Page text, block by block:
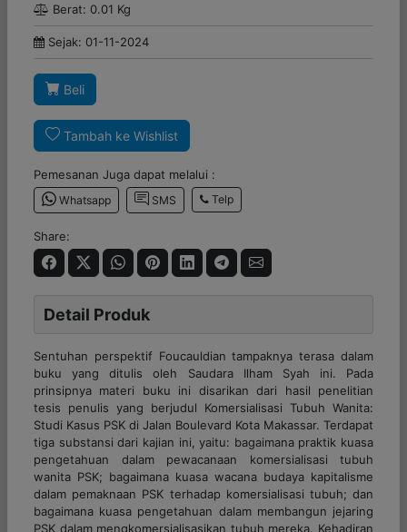
Berat: 0.01 Kg
Sejak: 01-11-2024
Beli
Tambah ke Wishlist
Pemesanan Juga dapat melalui :
Whatsapp SMS Telp
Share:
Detail Produk
Sentuhan perspektif Foucauldian tampaknya terasa dalam
buku yang ditulis oleh Saudara Ilham Syah ini. Pada
prinsipnya materi buku ini disarikan dari hasil penelitian
tesis penulis yang berjudul Komersialisasi Tubuh Wanita:
Studi Kasus PSK di Jalan Boulevard Kota Makassar. Terdapat
tiga substansi dari kajian ini, yaitu: bagaimana praktik kuasa
pengetahuan dalam pewacanaan komersialisasi tubuh
wanita PSK; bagaimana kuasa wacana budaya kapitalisme
dalam pemaknaan PSK terhadap komersialisasi tubuh; dan
bagaimana kuasa pengetahuan dalam membangun jejaring
PSK dalam mengkomersialisasikan tubuh mereka. Kehadiran